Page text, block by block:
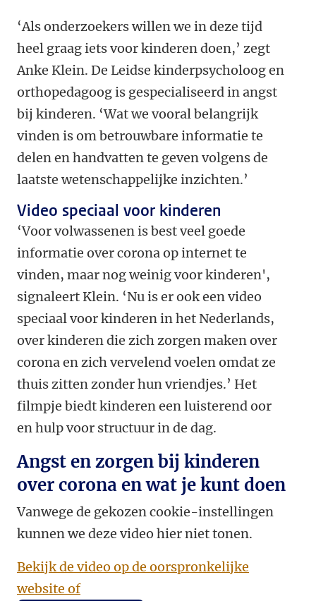
‘Als onderzoekers willen we in deze tijd
heel graag iets voor kinderen doen,’ zegt
Anke Klein. De Leidse kinderpsycholoog en
orthopedagoog is gespecialiseerd in angst
bij kinderen. ‘Wat we vooral belangrijk
vinden is om betrouwbare informatie te
delen en handvatten te geven volgens de
laatste wetenschappelijke inzichten.’
Video speciaal voor kinderen
‘Voor volwassenen is best veel goede
informatie over corona op internet te
vinden, maar nog weinig voor kinderen',
signaleert Klein. ‘Nu is er ook een video
speciaal voor kinderen in het Nederlands,
over kinderen die zich zorgen maken over
corona en zich vervelend voelen omdat ze
thuis zitten zonder hun vriendjes.’ Het
filmpje biedt kinderen een luisterend oor
en hulp voor structuur in de dag.
Angst en zorgen bij kinderen
over corona en wat je kunt doen
Vanwege de gekozen cookie-instellingen
kunnen we deze video hier niet tonen.
Bekijk de video op de oorspronkelijke
website of